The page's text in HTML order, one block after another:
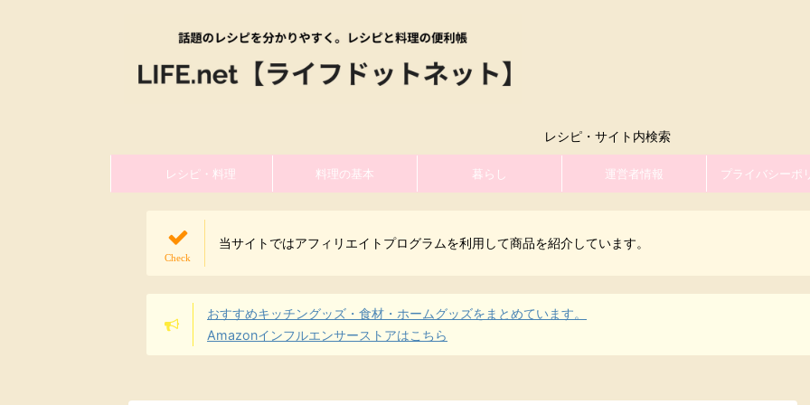
レシピ・サイト内検索
レシピ・料理 料理の基本 暮らし 運営者情報 プライバシーポ
当サイトではアフィリエイトプログラムを利用して商品を紹介しています。
おすすめキッチングッズ・食材・ホームグッズをまとめています。
Amazonインフルエンサーストアはこちら